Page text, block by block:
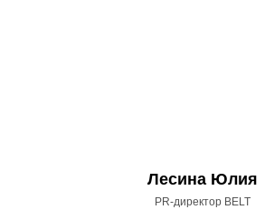
Лесина Юлия
PR-директор BELT